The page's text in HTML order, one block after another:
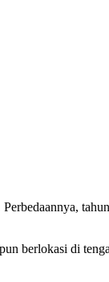
berlokasi di